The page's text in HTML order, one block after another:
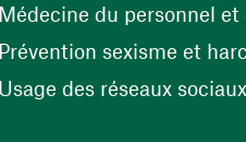
Médecine du personnel et
Prévention sexisme et
Usage des réseaux sociaux